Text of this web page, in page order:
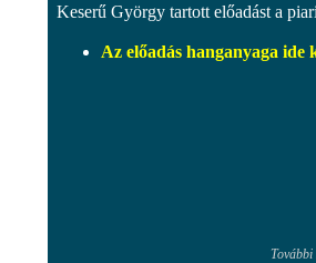
Keserű György tartott előadást a
Az előadás hanganyaga
További